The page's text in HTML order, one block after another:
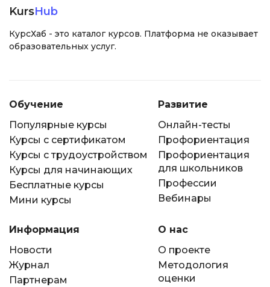
KursHub
КурсХаб - это каталог курсов. Платформа не оказывает
образовательных услуг.
Обучение
Популярные курсы
Курсы с сертификатом
Курсы с трудоустройством
Курсы для начинающих
Бесплатные курсы
Мини курсы
Развитие
Онлайн-тесты
Профориентация
Профориентация
для школьников
Профессии
Вебинары
Информация
Новости
Журнал
Партнерам
О нас
О проекте
Методология
оценки